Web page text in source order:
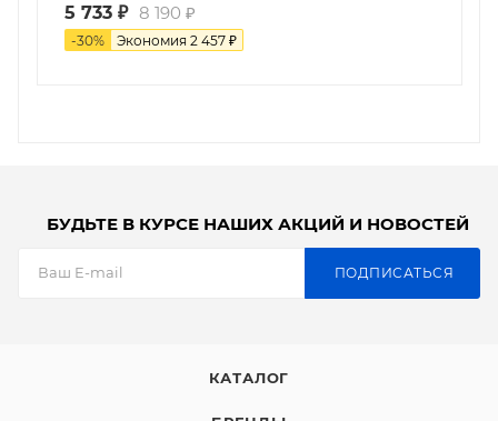
5 733 ₽ 8 190 ₽
-30% Экономия 2 457 ₽
БУДЬТЕ В КУРСЕ НАШИХ АКЦИЙ И НОВОСТЕЙ
ПОДПИСАТЬСЯ
КАТАЛОГ